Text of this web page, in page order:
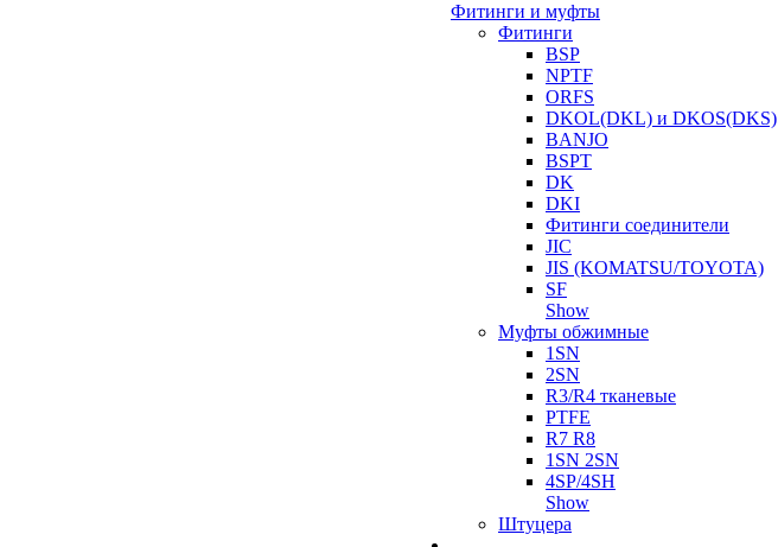
Фитинги и муфты
Фитинги
BSP
NPTF
ORFS
DKOL(DKL) и DKOS(DKS)
BANJO
BSPT
DK
DKI
Фитинги соединители
JIC
JIS (KOMATSU/TOYOTA)
SF
Show
Муфты обжимные
1SN
2SN
R3/R4 тканевые
PTFE
R7 R8
1SN 2SN
4SP/4SH
Show
Штуцера